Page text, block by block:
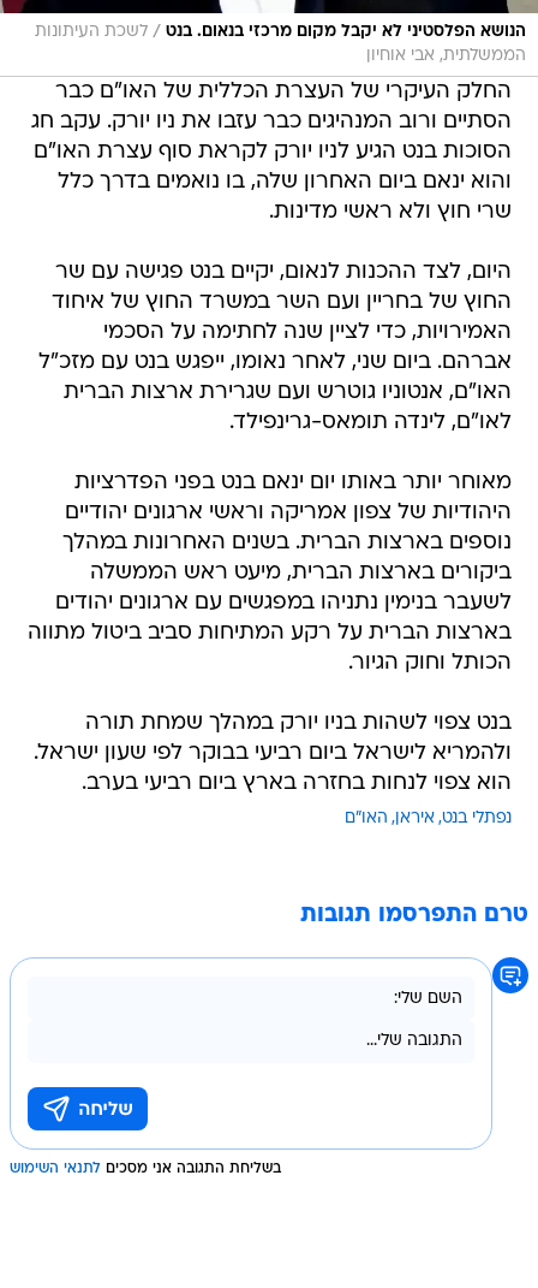
הנושא הפלסטיני לא יקבל מקום מרכזי בנאום. בנט / לשכת העיתונות
הממשלתית, אבי אוחיון
החלק העיקרי של העצרת הכללית של האו"ם כבר
הסתיים ורוב המנהיגים כבר עזבו את ניו יורק. עקב חג
הסוכות בנט הגיע לניו יורק לקראת סוף עצרת האו"ם
והוא ינאם ביום האחרון שלה, בו נואמים בדרך כלל
שרי חוץ ולא ראשי מדינות.
היום, לצד ההכנות לנאום, יקיים בנט פגישה עם שר
החוץ של בחריין ועם השר במשרד החוץ של איחוד
האמירויות, כדי לציין שנה לחתימה על הסכמי
אברהם. ביום שני, לאחר נאומו, ייפגש בנט עם מזכ"ל
האו"ם, אנטוניו גוטרש ועם שגרירת ארצות הברית
לאו"ם, לינדה תומאס-גרינפילד.
מאוחר יותר באותו יום ינאם בנט בפני הפדרציות
היהודיות של צפון אמריקה וראשי ארגונים יהודיים
נוספים בארצות הברית. בשנים האחרונות במהלך
ביקורים בארצות הברית, מיעט ראש הממשלה
לשעבר בנימין נתניהו במפגשים עם ארגונים יהודים
בארצות הברית על רקע המתיחות סביב ביטול מתווה
הכותל וחוק הגיור.
בנט צפוי לשהות בניו יורק במהלך שמחת תורה
ולהמריא לישראל ביום רביעי בבוקר לפי שעון ישראל.
הוא צפוי לנחות בחזרה בארץ ביום רביעי בערב.
נפתלי בנט איראן האו"ם
טרם התפרסמו תגובות
בשליחת התגובה אני מסכים לתנאי השימוש